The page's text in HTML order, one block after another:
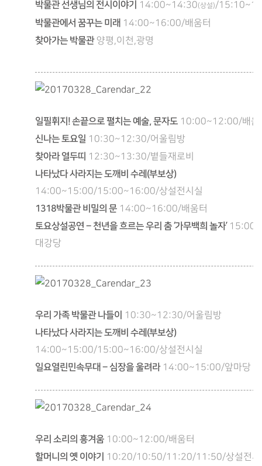
박물관 선생님의 전시이야기 14:00~14:30(상설)/
박물관에서 꿈꾸는 미래 14:00~16:00/배움터
찾아가는 박물관 양평,이천,광명
일필휘지! 손끝으로 펼치는 예술, 문자도 10:00~12:00/배움
신나는 토요일 10:30~12:30/어울림방
찾아라 열두띠 12:30~13:30/볕들재로비
나타났다 사라지는 도깨비 수레(부보상)
14:00~15:00/15:00~16:00/상설전시실
1318박물관 비밀의 문 14:00~16:00/배움터
토요상설공연 – 천년을 흐르는 우리 춤 ‘가무백희 놀자’
대강당
우리 가족 박물관 나들이 10:30~12:30/어울림방
나타났다 사라지는 도깨비 수레(부보상)
14:00~15:00/15:00~16:00/상설전시실
일요열린민속무대 – 심장을 울려라 14:00~15:00/앞마당
우리 소리의 흥겨움 10:00~12:00/배움터
할머니의 옛 이야기 10:20/10:50/11:20/11:50/상설전시